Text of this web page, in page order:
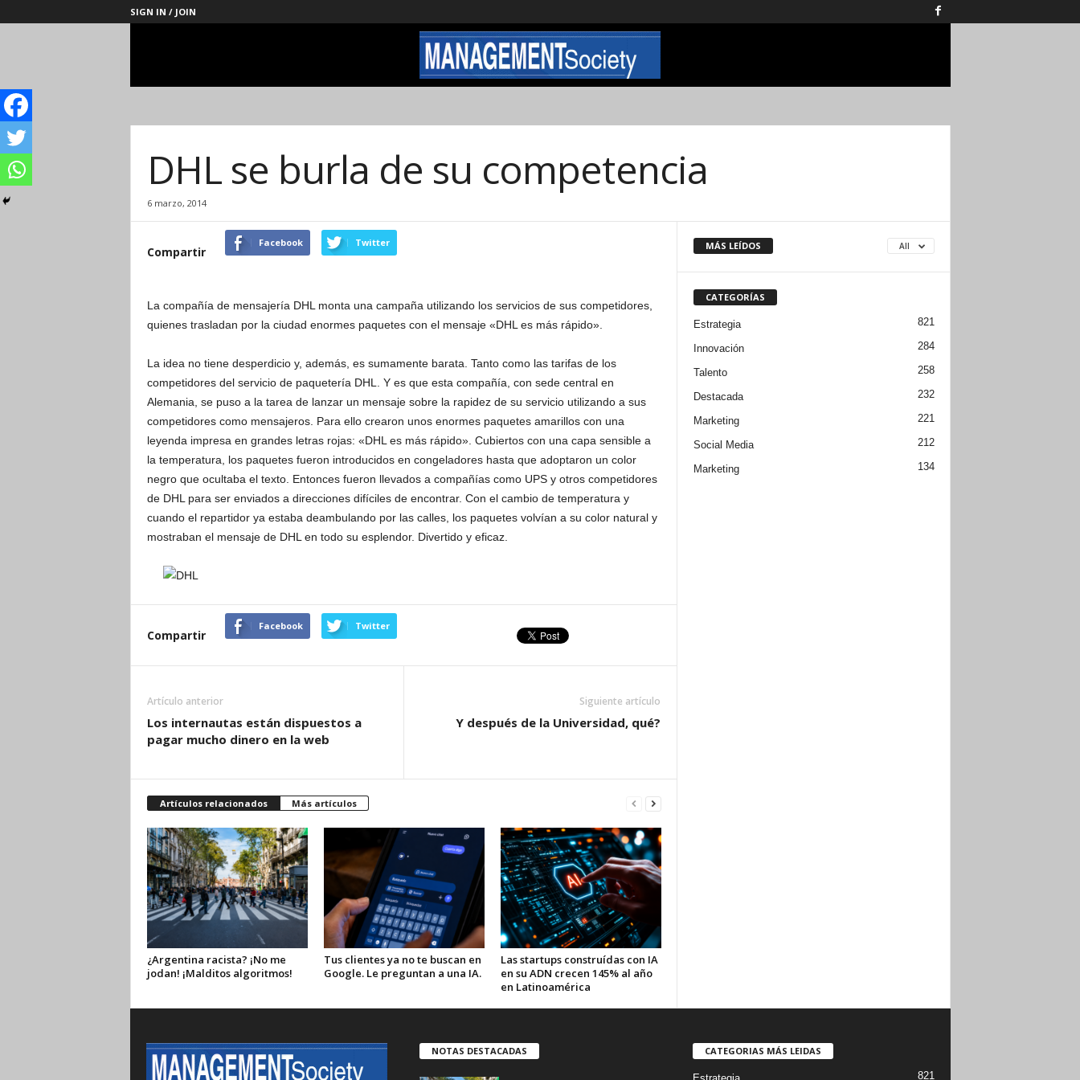
SIGN IN / JOIN
Management
DHL se burla de su competencia
6 marzo, 2014
Compartir
Facebook Twitter
La compañía de mensajería DHL monta una campaña utilizando los servicios de sus competidores,
quienes trasladan por la ciudad enormes paquetes con el mensaje «DHL es más rápido».
La idea no tiene desperdicio y, además, es sumamente barata. Tanto como las tarifas de los
competidores del servicio de paquetería DHL. Y es que esta compañía, con sede central en
Alemania, se puso a la tarea de lanzar un mensaje sobre la rapidez de su servicio utilizando a sus
competidores como mensajeros. Para ello crearon unos enormes paquetes amarillos con una
leyenda impresa en grandes letras rojas: «DHL es más rápido». Cubiertos con una capa sensible a
la temperatura, los paquetes fueron introducidos en congeladores hasta que adoptaron un color
negro que ocultaba el texto. Entonces fueron llevados a compañías como UPS y otros competidores
de DHL para ser enviados a direcciones difíciles de encontrar. Con el cambio de temperatura y
cuando el repartidor ya estaba deambulando por las calles, los paquetes volvían a su color natural y
mostraban el mensaje de DHL en todo su esplendor. Divertido y eficaz.
Compartir
Facebook Twitter
Artículo anterior
Los internautas están dispuestos a
pagar mucho dinero en la web
Siguiente artículo
Y después de la Universidad, qué?
Artículos relacionados Más artículos
¿Argentina racista? ¡No me
jodan! ¡Malditos algoritmos!
Tus clientes ya no te buscan en
Google. Le preguntan a una IA.
Las startups construídas con IA
en su ADN crecen 145% al año
en Latinoamérica
MÁS LEÍDOS All
CATEGORÍAS
Estrategia 821
Innovación 284
Talento 258
Destacada 232
Marketing 221
Social Media 212
Marketing 134
NOTAS DESTACADAS CATEGORIAS MÁS LEIDAS
821